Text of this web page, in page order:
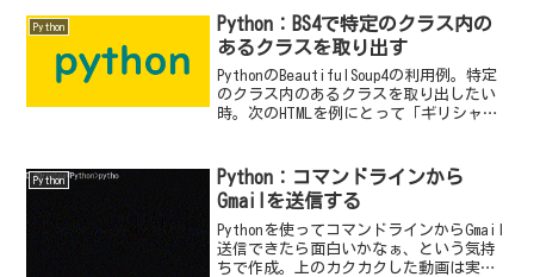
実数で取得したい場合は、btc =
int(float...
Python
Python：BS4で特定のクラス内の
あるクラスを取り出す
PythonのBeautifulSoup4の利用例。特定
のクラス内のあるクラスを取り出したい
時。次のHTMLを例にとって「ギリシャ神
い。（１）liタグのbest2クラスの...
Python
Python：コマンドラインから
Gmailを送信する
Pythonを使ってコマンドラインからGmail
送信できたら面白いかなぁ、という気持
ちで作成。上のカクカクした動画は実際